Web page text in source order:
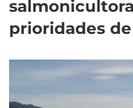
prioridades